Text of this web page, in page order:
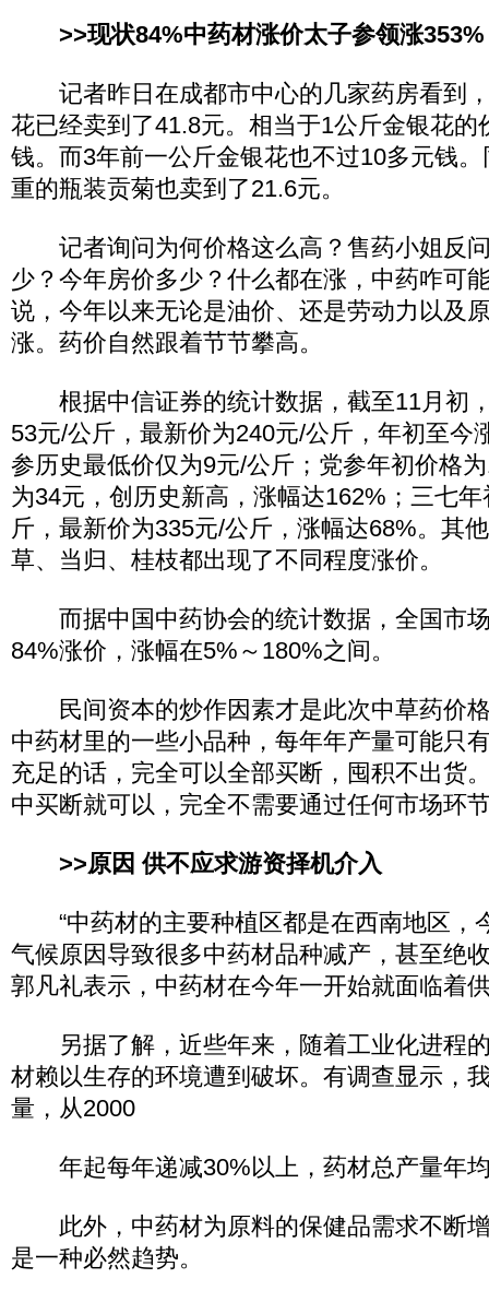
>>现状84%中药材涨价太子参领涨353%
记者昨日在成都市中心的几家药房看到
花已经卖到了41.8元。相当于1公斤金银花的
钱。而3年前一公斤金银花也不过10多元钱
重的瓶装贡菊也卖到了21.6元。
记者询问为何价格这么高？售药小姐反问
少？今年房价多少？什么都在涨，中药咋可
说，今年以来无论是油价、还是劳动力以及
涨。药价自然跟着节节攀高。
根据中信证券的统计数据，截至11月初
53元/公斤，最新价为240元/公斤，年初至今
参历史最低价仅为9元/公斤；党参年初价格
为34元，创历史新高，涨幅达162%；三七
斤，最新价为335元/公斤，涨幅达68%。其
草、当归、桂枝都出现了不同程度涨价。
而据中国中药协会的统计数据，全国市
84%涨价，涨幅在5%～180%之间。
民间资本的炒作因素才是此次中草药价
中药材里的一些小品种，每年年产量可能只
充足的话，完全可以全部买断，囤积不出货
中买断就可以，完全不需要通过任何市场环
>>原因 供不应求游资择机介入
“中药材的主要种植区都是在西南地区，
气候原因导致很多中药材品种减产，甚至绝
郭凡礼表示，中药材在今年一开始就面临着
另据了解，近些年来，随着工业化进程
材赖以生存的环境遭到破坏。有调查显示，
量，从2000
年起每年递减30%以上，药材总产量年
此外，中药材为原料的保健品需求不断
是一种必然趋势。